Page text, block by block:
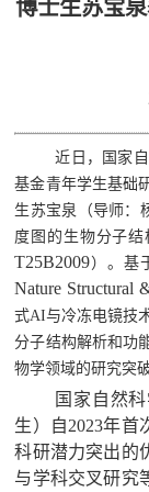
博士生苏宝
近日，国家
基金青年学生基础
生苏宝泉（导师：
度图的生物分子结
T25B2009）。基
Nature Structural
式AI与冷冻电镜技
分子结构解析和功
物学领域的研究突破
国家自然
生）自2023年首
科研潜力突出的
与学科交叉研究